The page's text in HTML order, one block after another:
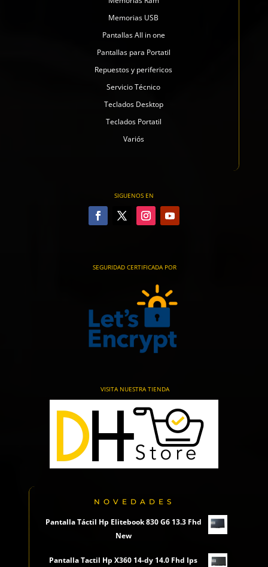
Memorias USB
Pantallas All in one
Pantallas para Portatil
Repuestos y perifericos
Servicio Técnico
Teclados Desktop
Teclados Portatil
Variós
SIGUENOS EN
SEGURIDAD CERTIFICADA POR
VISITA NUESTRA TIENDA
NOVEDADES
Pantalla Táctil Hp Elitebook 830 G6 13.3 Fhd
New
Pantalla Tactil Hp X360 14-dy 14.0 Fhd Ips